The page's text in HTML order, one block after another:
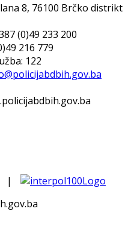
8, 76100 Brčko distrikt
(0)49 233 200
216 779
122
|